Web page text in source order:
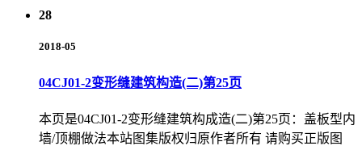
28
2018-05
04CJ01-2变形缝建筑构造(二)第25页
本页是04CJ01-2变形缝建筑构成造(二)第25页：盖板型内
墙/顶棚做法本站图集版权归原作者所有 请购买正版图